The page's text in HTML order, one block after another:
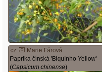
cz
Marie Fárová
Paprika čínská 'Biquinho Yellow'
(Capsicum chinense)